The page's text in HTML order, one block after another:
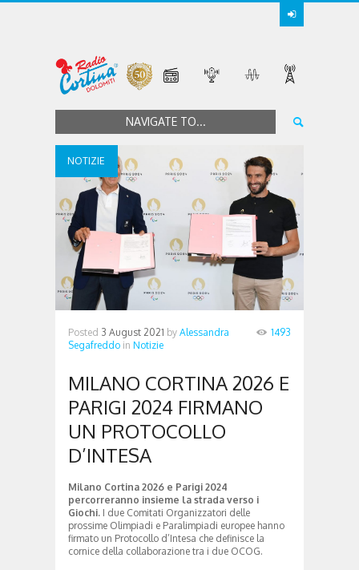
NAVIGATE TO...
NOTIZIE
Posted 3 August 2021 by Alessandra
Segafreddo in Notizie
1493
MILANO CORTINA 2026 E
PARIGI 2024 FIRMANO
UN PROTOCOLLO
D’INTESA
Milano Cortina 2026 e Parigi 2024
percorreranno insieme la strada verso i
Giochi. I due Comitati Organizzatori delle
prossime Olimpiadi e Paralimpiadi europee hanno
firmato un Protocollo d’Intesa che definisce la
cornice della collaborazione tra i due OCOG.